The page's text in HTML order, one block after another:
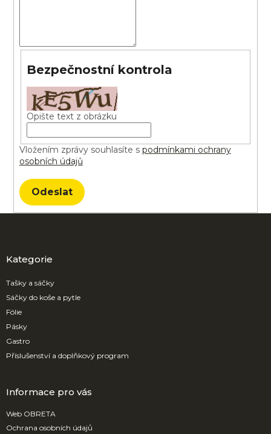
Bezpečnostní kontrola
Opište text z obrázku
Vložením zprávy souhlasíte s podmínkami ochrany
osobních údajů
Odeslat
aKategorie
Tašky a sáčky
Sáčky do koše a pytle
Fólie
Pásky
Gastro
Příslušenství a doplňkový program
Informace pro vás
Web OBRETA
Ochrana osobních údajů